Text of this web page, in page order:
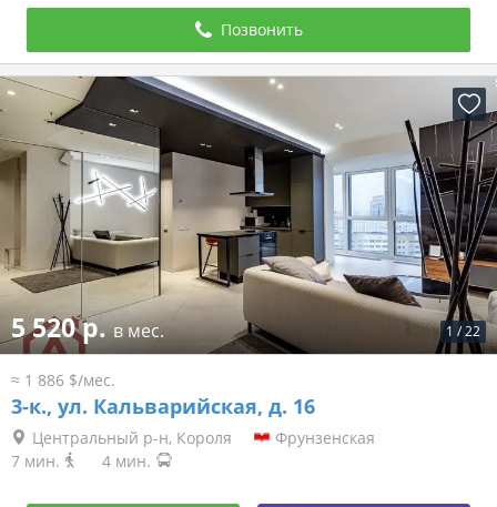
Позвонить
1 /22
5 520 р.в мес.
≈ 1 886 $/мес.
3-к., ул. Кальварийская, д. 16
Центральный р-н, Короля
Фрунзенская
7 мин.
4 мин.